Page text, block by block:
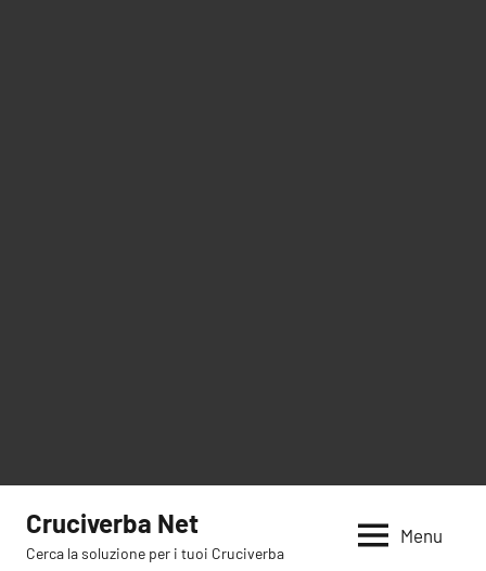
contenuto
Cruciverba Net
Cerca la soluzione per i tuoi Cruciverba
Menu